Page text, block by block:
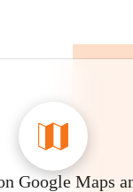
Google Maps